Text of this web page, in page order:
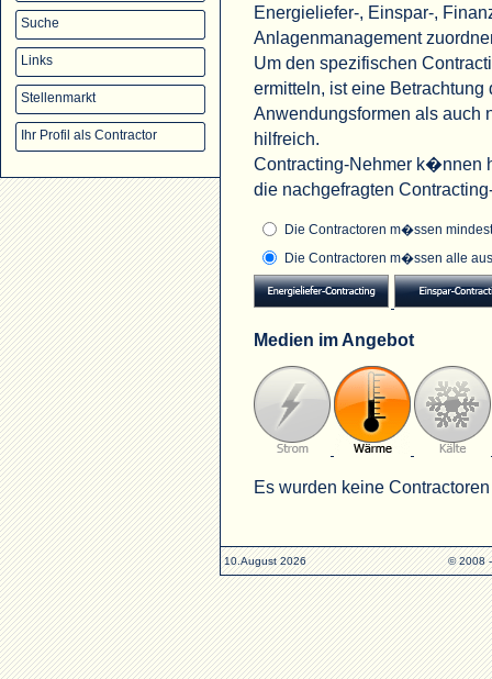
Suche
Links
Stellenmarkt
Ihr Profil als Contractor
Energieliefer-, Einspar-,
Anlagenmanagement
Um den spezifischen
ermitteln, ist eine
Anwendungsformen als auch
hilfreich.
Contracting-Nehmer k�nnen
die nachgefragten
Die Contractoren m�ssen
Die Contractoren m�ssen alle
Medien im Angebot
Es wurden keine
10.August 2026 © 2008